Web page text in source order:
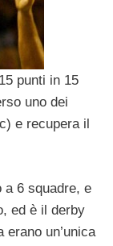
punti in 15
uno dei
e recupera il
a 6 squadre, e
ed è il derby
un’unica